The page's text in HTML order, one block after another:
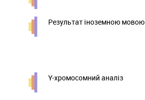
Результат іноземною
Y-хромосомний аналіз